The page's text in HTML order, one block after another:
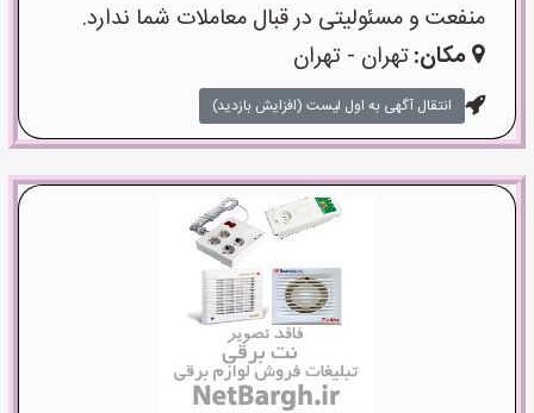
منفعت و مسئولیتی در قبال معاملات شما ندارد.
مکان:تهران - تهران
انتقال آگهی به اول لیست (افزایش بازدید)